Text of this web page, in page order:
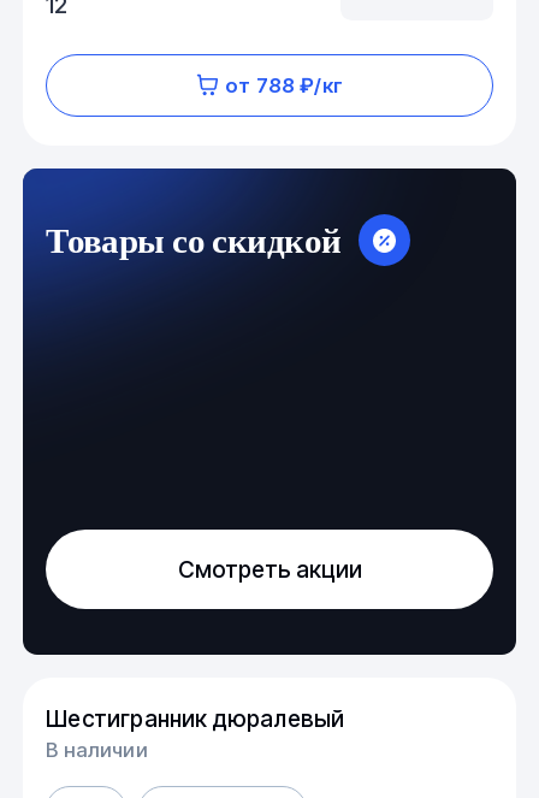
от 788 ₽/кг
Товары со скидкой
Смотреть акции
Шестигранник дюралевый
В наличии